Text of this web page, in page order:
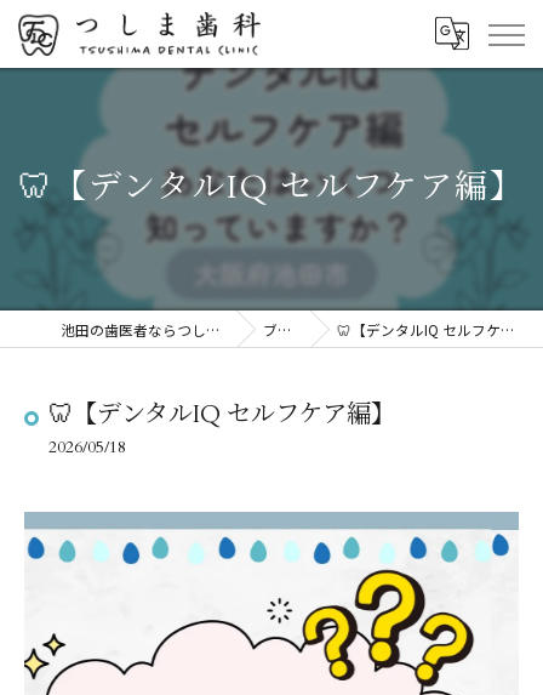
🦷【デンタルIQ セルフケア編】
池田の歯医者ならつしま歯科 ブログ 🦷【デンタルIQ セルフケア編】
🦷【デンタルIQ セルフケア編】
2026/05/18